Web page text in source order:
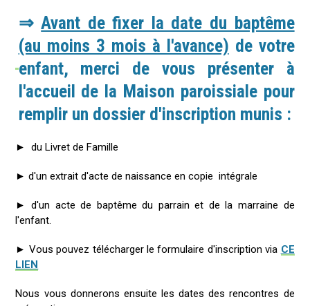
⇒Avant de fixer la date du baptême
(au moins 3 mois à l'avance) de votre
enfant, merci de vous présenter à
l'accueil de la Maison paroissiale pour
remplir un dossier d'inscription munis :
► du Livret de Famille
► d'un extrait d'acte de naissance en copie intégrale
► d'un acte de baptême du parrain et de la marraine de
l'enfant.
► Vous pouvez télécharger le formulaire d'inscription via CE
LIEN
​Nous vous donnerons ensuite les dates des rencontres de